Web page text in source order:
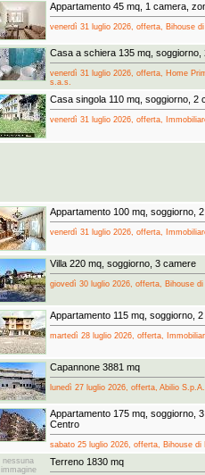
Appartamento 45 mq, 1 camera,
venerdì 31 luglio 2026, offerta, Bihouse
Casa a schiera 135 mq, soggiorno,
venerdì 31 luglio 2026, offerta, Home
s.a.s.
Casa singola 110 mq, soggiorno, 2
venerdì 31 luglio 2026, offerta,
Appartamento 100 mq, soggiorno,
venerdì 31 luglio 2026, offerta,
Villa 220 mq, soggiorno, 3 camere
giovedì 30 luglio 2026, offerta, Bihouse di
Appartamento 115 mq, soggiorno,
martedì 28 luglio 2026, offerta,
Capannone 3881 mq
lunedì 27 luglio 2026, offerta, Abilio S.p.A.
Appartamento 175 mq, soggiorno,
Centro
sabato 25 luglio 2026, offerta, Bihouse di
nessuna
immagine
Terreno 1830 mq